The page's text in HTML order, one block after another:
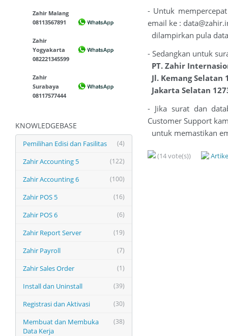
Zahir Malang
08113567891
Zahir
Yogyakarta
082221345599
Zahir
Surabaya
08117577444
KNOWLEDGEBASE
(4)
Pemilihan Edisi dan Fasilitas
(122)
Zahir Accounting 5
(100)
Zahir Accounting 6
(16)
Zahir POS 5
(6)
Zahir POS 6
(19)
Zahir Report Server
(7)
Zahir Payroll
(1)
Zahir Sales Order
(39)
Install dan Uninstall
(30)
Registrasi dan Aktivasi
(38)
Membuat dan Membuka
Data Kerja
- Untuk
email ke :
dilampirkan pula
- Sedangkan untuk
PT. Zahir
Jl. Kemang Selatan
Jakarta Selatan
- Jika surat dan
Customer Support
untuk memastikan
(14 vote(s))